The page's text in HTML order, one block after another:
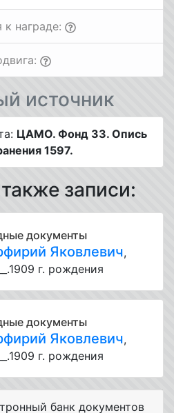
к награде:
источник
ЦАМО. Фонд 33. Опись
1597.
записи:
документы
Яковлевич,
г. рождения
документы
Яковлевич,
г. рождения
банк документов